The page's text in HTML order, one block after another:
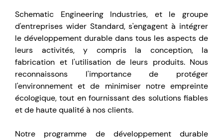
Schematic Engineering Industries, et le groupe
d'entreprises wider Standard, s'engagent à intégrer
le développement durable dans tous les aspects de
leurs activités, y compris la conception, la
fabrication et l'utilisation de leurs produits. Nous
reconnaissons l'importance de protéger
l'environnement et de minimiser notre empreinte
écologique, tout en fournissant des solutions fiables
et de haute qualité à nos clients.
Notre programme de développement durable